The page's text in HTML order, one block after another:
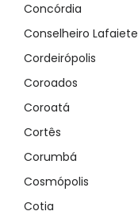
Concórdia
Conselheiro Lafaiete
Cordeirópolis
Coroados
Coroatá
Cortês
Corumbá
Cosmópolis
Cotia